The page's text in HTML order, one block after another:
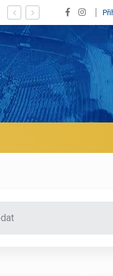
a pustí se klub na trh už v